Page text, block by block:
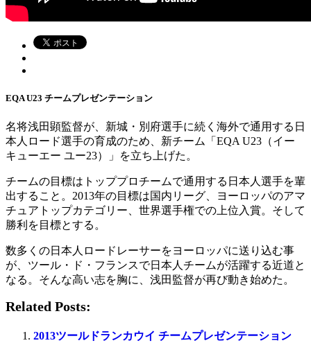
EQA U23 チームプレゼンテーション
名将浅田顕監督が、新城・別府選手に続く海外で通用する日
本人ロード選手の育成のため、新チーム「EQA U23（イー
キューエー ユー23）」を立ち上げた。
チームの目標はトッププロチームで通用する日本人選手を輩
出すること。2013年の目標は国内リーグ、ヨーロッパのアマ
チュアトップカテゴリー、世界選手権での上位入賞。そして
勝利を目標とする。
数多くの日本人ロードレーサーをヨーロッパに送り込む事
が、ツール・ド・フランスで日本人チームが活躍する近道と
なる。そんな高い志を胸に、浅田監督が再び動き始めた。
Related Posts:
2013ツールドランカウイ チームプレゼンテーション